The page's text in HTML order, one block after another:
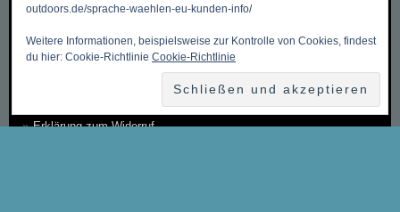
Zahlungsmethoden
Versandkosten & Versandarten
Erklärung zum Widerruf
outdoors.de/sprache-waehlen-eu-kunden-info/
Weitere Informationen, beispielsweise zur Kontrolle von Cookies, findest
du hier: Cookie-Richtlinie Cookie-Richtlinie